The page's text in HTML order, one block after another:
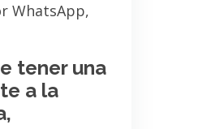
WhatsApp,
tener una
a la